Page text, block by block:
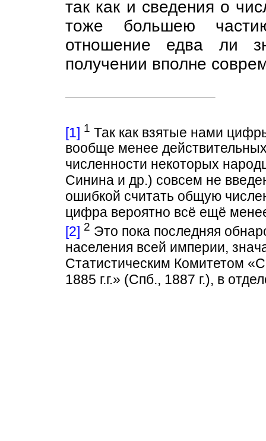
так как и сведения о
тоже большею
отношение едва ли
получении вполне
[1] 1 Так как взятые нами
вообще менее
численности некоторых
Синина и др.) совсем не
ошибкой считать общую
цифра вероятно всё ещё
[2] 2 Это пока последняя
населения всей империи,
Статистическим Комитетом
1885 г.г.» (Спб., 1887 г.), в